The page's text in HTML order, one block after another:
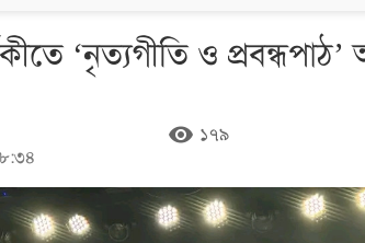
‘নৃত্যগীতি ও প্রবন্ধপাঠ’
remove_red_eye ১৭৯